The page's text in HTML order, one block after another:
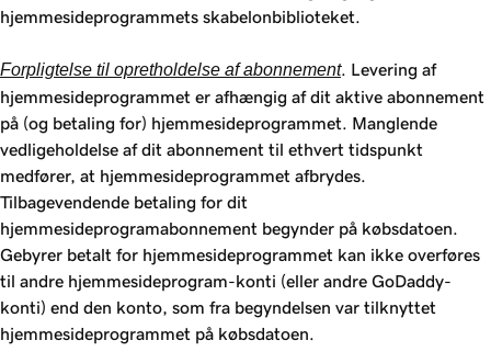
hjemmesideprogrammets skabelonbiblioteket.
Forpligtelse til opretholdelse af abonnement. Levering af
hjemmesideprogrammet er afhængig af dit aktive abonnement
på (og betaling for) hjemmesideprogrammet. Manglende
vedligeholdelse af dit abonnement til ethvert tidspunkt
medfører, at hjemmesideprogrammet afbrydes.
Tilbagevendende betaling for dit
hjemmesideprogramabonnement begynder på købsdatoen.
Gebyrer betalt for hjemmesideprogrammet kan ikke overføres
til andre hjemmesideprogram-konti (eller andre GoDaddy-
konti) end den konto, som fra begyndelsen var tilknyttet
hjemmesideprogrammet på købsdatoen.